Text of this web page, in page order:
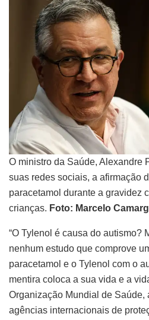
O ministro da Saúde, Alexandre
suas redes sociais, a afirmação
paracetamol durante a gravidez
crianças. Foto: Marcelo
“O Tylenol é causa do autismo?
nenhum estudo que comprove
paracetamol e o Tylenol com o
mentira coloca a sua vida e a
Organização Mundial de Saúde,
agências internacionais de